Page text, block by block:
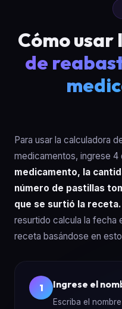
Cómo usar
de
Para usar la calculadora
medicamentos, ingrese 4
medicamento, la
número de pastillas
que se surtió la receta.
resurtido calcula la fecha
receta basándose en
1 Ingrese el
Escriba el